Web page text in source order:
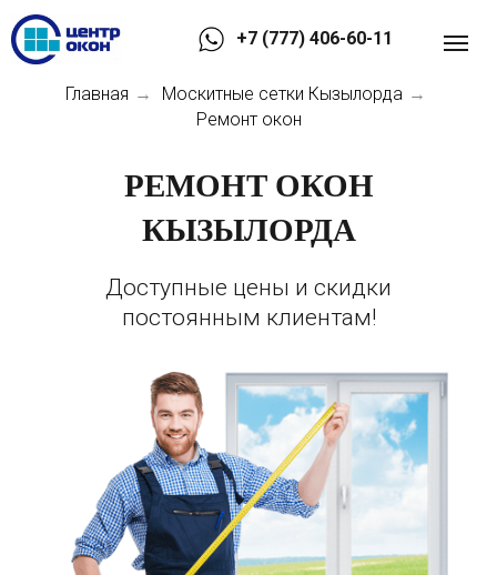
+7 (777) 406-60-11
Главная → Москитные сетки Кызылорда →
Ремонт окон
РЕМОНТ ОКОН
КЫЗЫЛОРДА
Доступные цены и скидки
постоянным клиентам!